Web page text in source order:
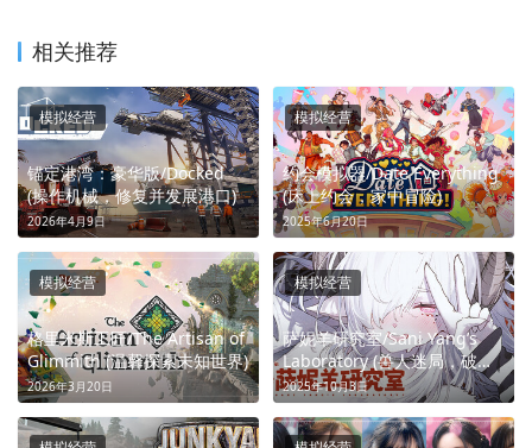
相关推荐
锚定港湾：豪华版/Docked
(操作机械，修复并发展港口)
2026年4月9日
模拟经营
约会模拟器/Date Everything
(床上约会，家中冒险)
2025年6月20日
模拟经营
格里米斯工匠/The Artisan of
Glimmith (温馨探索未知世界)
2026年3月20日
模拟经营
萨妮羊研究室/Sani Yang’s
Laboratory (兽人迷局，破笼
追光)
2025年10月3日
模拟经营